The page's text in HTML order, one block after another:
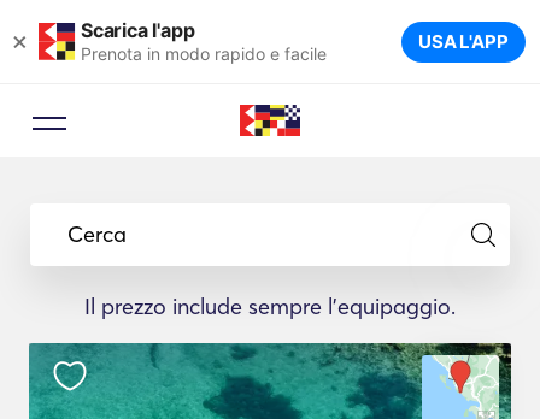
× Scarica l'app
Prenota in modo rapido e facile USA L'APP
Cerca
Il prezzo include sempre l'equipaggio.